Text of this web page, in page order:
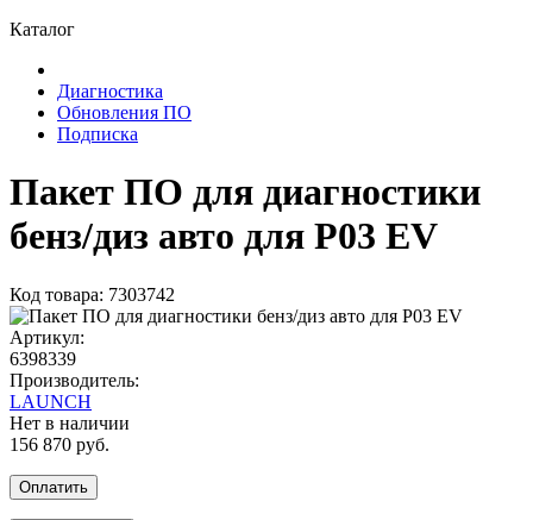
Каталог
Диагностика
Обновления ПО
Подписка
Пакет ПО для диагностики
бенз/диз авто для P03 EV
Код товара: 7303742
Артикул:
6398339
Производитель:
LAUNCH
Нет в наличии
156 870 руб.
Оплатить